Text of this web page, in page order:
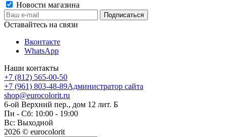
Новости магазина
Оставайтесь на связи
Вконтакте
WhatsApp
Наши контакты
+7 (812) 565-00-50
+7 (961) 803-48-89Администратор сайта
shop@eurocolorit.ru
6-ой Верхний пер., дом 12 лит. Б
Пн - Сб: 10:00 - 19:00
Вс: Выходной
2026 © eurocolorit